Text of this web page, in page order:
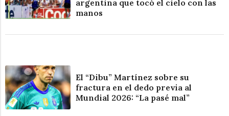
argentina que tocó el cielo con las
manos
El “Dibu” Martínez sobre su
fractura en el dedo previa al
Mundial 2026: “La pasé mal”